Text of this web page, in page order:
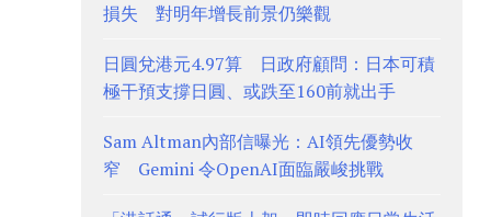
損失 對明年增長前景仍樂觀
日圓兌港元4.97算 日政府顧問：日本可積
極干預支撐日圓、或跌至160前就出手
Sam Altman內部信曝光：AI領先優勢收
窄 Gemini 令OpenAI面臨嚴峻挑戰